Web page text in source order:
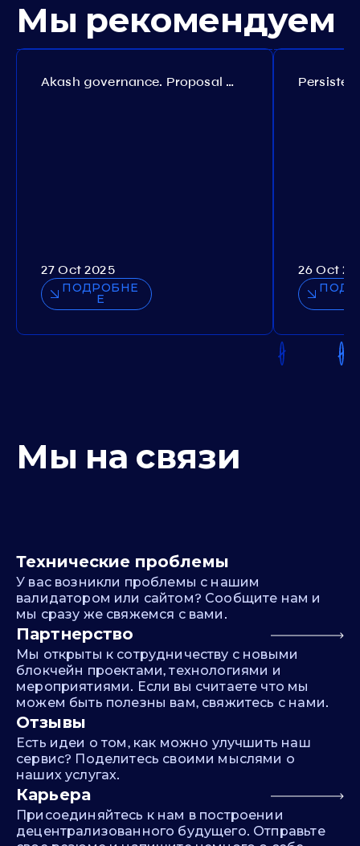
Мы рекомендуем
Akash governance. Proposal №308
27 Oct 2025
ПОДРОБНЕ
Е
26 Oct
Мы на связи
Технические проблемы
У вас возникли проблемы с нашим
валидатором или сайтом? Сообщите нам и
мы сразу же свяжемся с вами.
Партнерство
Мы открыты к сотрудничеству с новыми
блокчейн проектами, технологиями и
мероприятиями. Если вы считаете что мы
можем быть полезны вам, свяжитесь с нами.
Отзывы
Есть идеи о том, как можно улучшить наш
сервис? Поделитесь своими мыслями о
наших услугах.
Карьера
Присоединяйтесь к нам в построении
децентрализованного будущего. Отправьте